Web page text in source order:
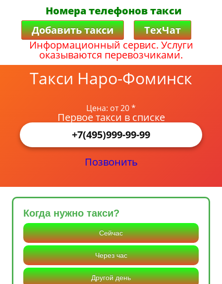
Номера телефонов такси
Добавить такси
ТехЧат
Информационный сервис. Услуги
оказываются перевозчиками.
Такси Наро-Фоминск
Цена: от 20 *
Первое такси в списке
+7(495)999-99-99
Позвонить
Когда нужно такси?
Сейчас
Через час
Другой день